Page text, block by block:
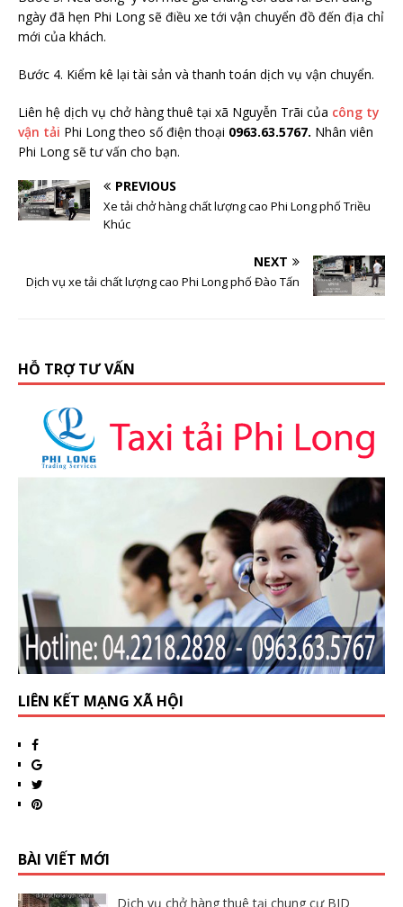
ngày đã hẹn Phi Long sẽ điều xe tới vận chuyển đồ đến địa chỉ
mới của khách.
Bước 4. Kiểm kê lại tài sản và thanh toán dịch vụ vận chuyển.
Liên hệ dịch vụ chở hàng thuê tại xã Nguyễn Trãi của công ty
vận tải Phi Long theo số điện thoại 0963.63.5767. Nhân viên
Phi Long sẽ tư vấn cho bạn.
PREVIOUS
Xe tải chở hàng chất lượng cao Phi Long phố Triều
Khúc
NEXT
Dịch vụ xe tải chất lượng cao Phi Long phố Đào Tấn
HỖ TRỢ TƯ VẤN
LIÊN KẾT MẠNG XÃ HỘI
BÀI VIẾT MỚI
Dịch vụ chở hàng thuê tại chung cư BID